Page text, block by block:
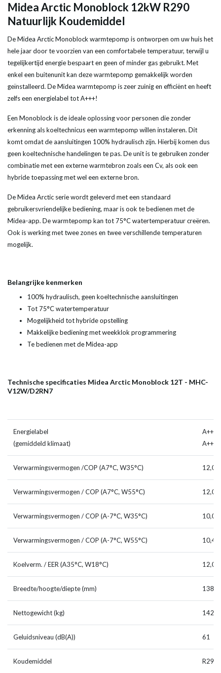
Midea Arctic Monoblock 12kW R290
Natuurlijk Koudemiddel
De Midea Arctic Monoblock warmtepomp is ontworpen om uw huis het
hele jaar door te voorzien van een comfortabele temperatuur, terwijl u
tegelijkertijd energie bespaart en geen of minder gas gebruikt. Met
enkel een buitenunit kan deze warmtepomp gemakkelijk worden
geïnstalleerd. De Midea warmtepomp is zeer zuinig en efficiënt en heeft
zelfs een energielabel tot A+++!
Een Monoblock is de ideale oplossing voor personen die zonder
erkenning als koeltechnicus een warmtepomp willen instaleren. Dit
komt omdat de aansluitingen 100% hydraulisch zijn. Hierbij komen dus
geen koeltechnische handelingen te pas. De unit is te gebruiken zonder
combinatie met een externe warmtebron zoals een Cv, als ook een
hybride toepassing met wel een externe bron.
De Midea Arctic serie wordt geleverd met een standaard
gebruikersvriendelijke bediening, maar is ook te bedienen met de
Midea-app. De warmtepomp kan tot 75°C watertemperatuur creëren.
Ook is werking met twee zones en twee verschillende temperaturen
mogelijk.
Belangrijke kenmerken
100% hydraulisch, geen koeltechnische aansluitingen
Tot 75°C watertemperatuur
Mogelijkheid tot hybride opstelling
Makkelijke bediening met weekklok programmering
Te bedienen met de Midea-app
Technische specificaties Midea Arctic Monoblock 12T - MHC-
V12W/D2RN7
Energielabel
(gemiddeld klimaat)
A+++
A++
Verwarmingsvermogen /COP (A7°C, W35°C) 12,0 /
Verwarmingsvermogen / COP (A7°C, W55°C) 12,0 /
Verwarmingsvermogen / COP (A-7°C, W35°C) 10,0 /
Verwarmingsvermogen / COP (A-7°C, W55°C) 10,4
Koelverm. / EER (A35°C, W18°C) 12,0 /
Breedte/hoogte/diepte (mm) 1385
Nettogewicht (kg) 142
Geluidsniveau (dB(A)) 61
Koudemiddel R290